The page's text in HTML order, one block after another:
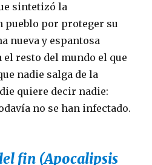
sintetizó la
pueblo por proteger su
nueva y espantosa
resto del mundo el que
nadie salga de la
quiere decir nadie:
no se han infectado.
fin (Apocalipsis